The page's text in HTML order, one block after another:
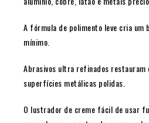
A fórmula de polimento leve cria um
mínimo.
Abrasivos ultra refinados restauram
superfícies metálicas polidas.
O lustrador de creme fácil de usar